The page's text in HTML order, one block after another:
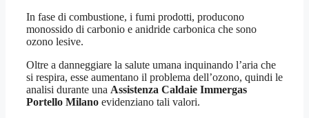
In fase di combustione, i fumi prodotti, producono
monossido di carbonio e anidride carbonica che sono
ozono lesive.
Oltre a danneggiare la salute umana inquinando l’aria che
si respira, esse aumentano il problema dell’ozono, quindi le
analisi durante una Assistenza Caldaie Immergas
Portello Milano evidenziano tali valori.